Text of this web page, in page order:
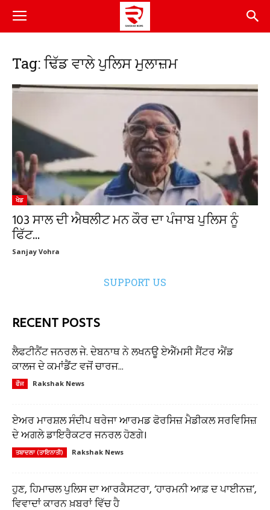
Tag: ਢਿੱਡ ਵਾਲੇ ਪੁਲਿਸ ਮੁਲਾਜ਼ਮ
ਖੇਡ
103 ਸਾਲ ਦੀ ਐਥਲੀਟ ਮਨ ਕੌਰ ਦਾ ਪੰਜਾਬ ਪੁਲਿਸ ਨੂੰ
ਫਿੱਟ...
Sanjay Vohra
SUPPORT US
RECENT POSTS
ਲੈਫਟੀਨੈਂਟ ਜਨਰਲ ਜੇ. ਦੇਬਨਾਥ ਨੇ ਲਖਨਊ ਏਐੱਮਸੀ ਸੈਂਟਰ ਐਂਡ
ਕਾਲਜ ਦੇ ਕਮਾਂਡੈਂਟ ਵਜੋਂ ਚਾਰਜ...
ਫੌਜ Rakshak News
ਏਅਰ ਮਾਰਸ਼ਲ ਸੰਦੀਪ ਥਰੇਜਾ ਆਰਮਡ ਫੋਰਸਿਜ਼ ਮੈਡੀਕਲ ਸਰਵਿਸਿਜ਼
ਦੇ ਅਗਲੇ ਡਾਇਰੈਕਟਰ ਜਨਰਲ ਹੋਣਗੇ।
ਤਬਾਦਲਾ (ਤਾਇਨਾਤੀ) Rakshak News
ਹੁਣ, ਹਿਮਾਚਲ ਪੁਲਿਸ ਦਾ ਆਰਕੈਸਟਰਾ, ‘ਹਾਰਮਨੀ ਆਫ਼ ਦ ਪਾਈਨਜ਼’,
ਵਿਵਾਦਾਂ ਕਾਰਨ ਖ਼ਬਰਾਂ ਵਿੱਚ ਹੈ